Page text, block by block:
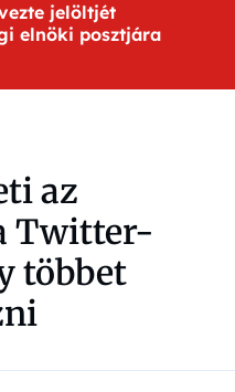
jelöltjét
elnöki posztjára
az
Twitter-
többet